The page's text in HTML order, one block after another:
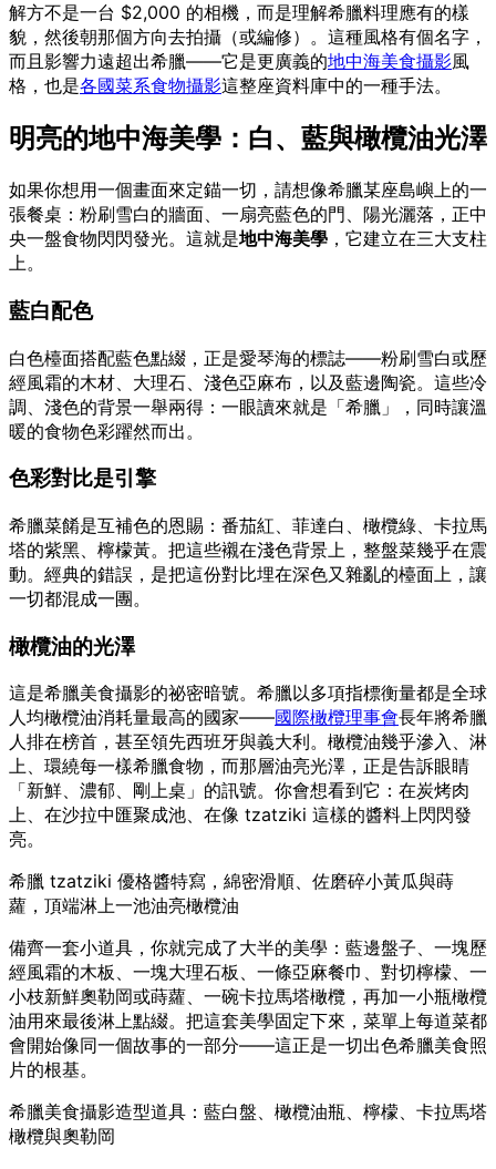
解方不是一台 $2,000 的相機，而是理解希臘料理應有的樣
貌，然後朝那個方向去拍攝（或編修）。這種風格有個名字，
而且影響力遠超出希臘——它是更廣義的地中海美食攝影風
格，也是各國菜系食物攝影這整座資料庫中的一種手法。
明亮的地中海美學：白、藍與橄欖油光澤
如果你想用一個畫面來定錨一切，請想像希臘某座島嶼上的一
張餐桌：粉刷雪白的牆面、一扇亮藍色的門、陽光灑落，正中
央一盤食物閃閃發光。這就是地中海美學 ，它建立在三大支柱
上。
藍白配色
白色檯面搭配藍色點綴，正是愛琴海的標誌——粉刷雪白或歷
經風霜的木材、大理石、淺色亞麻布，以及藍邊陶瓷。這些冷
調、淺色的背景一舉兩得：一眼讀來就是「希臘」，同時讓溫
暖的食物色彩躍然而出。
色彩對比是引擎
希臘菜餚是互補色的恩賜：番茄紅、菲達白、橄欖綠、卡拉馬
塔的紫黑、檸檬黃。把這些襯在淺色背景上，整盤菜幾乎在震
動。經典的錯誤，是把這份對比埋在深色又雜亂的檯面上，讓
一切都混成一團。
橄欖油的光澤
這是希臘美食攝影的祕密暗號。希臘以多項指標衡量都是全球
人均橄欖油消耗量最高的國家——國際橄欖理事會長年將希臘
人排在榜首，甚至領先西班牙與義大利。橄欖油幾乎滲入、淋
上、環繞每一樣希臘食物，而那層油亮光澤，正是告訴眼睛
「新鮮、濃郁、剛上桌」的訊號。你會想看到它：在炭烤肉
上、在沙拉中匯聚成池、在像 tzatziki 這樣的醬料上閃閃發
亮。
希臘 tzatziki 優格醬特寫，綿密滑順、佐磨碎小黃瓜與蒔
蘿，頂端淋上一池油亮橄欖油
備齊一套小道具，你就完成了大半的美學：藍邊盤子、一塊歷
經風霜的木板、一塊大理石板、一條亞麻餐巾、對切檸檬、一
小枝新鮮奧勒岡或蒔蘿、一碗卡拉馬塔橄欖，再加一小瓶橄欖
油用來最後淋上點綴。把這套美學固定下來，菜單上每道菜都
會開始像同一個故事的一部分——這正是一切出色希臘美食照
片的根基。
希臘美食攝影造型道具：藍白盤、橄欖油瓶、檸檬、卡拉馬塔
橄欖與奧勒岡